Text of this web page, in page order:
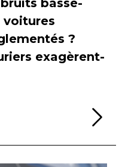
voitures
?
exagèrent-